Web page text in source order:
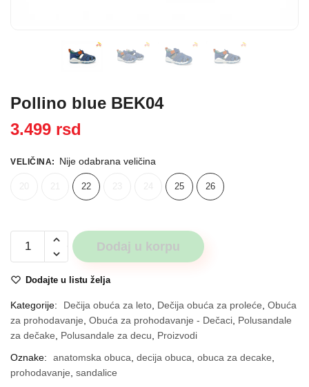
Pollino blue BEK04
3.499 rsd
VELIČINA: Nije odabrana veličina
22 25 26
količina
Dodaj u korpu
Dodajte u listu želja
Kategorije: Dečija obuća za leto Dečija obuća za proleće Obuća
za prohodavanje Obuća za prohodavanje - Dečaci Polusandale
za dečake
Polusandale za decu
Proizvodi
Oznake:
anatomska obuca decija obuca obuca za decake
prohodavanje sandalice